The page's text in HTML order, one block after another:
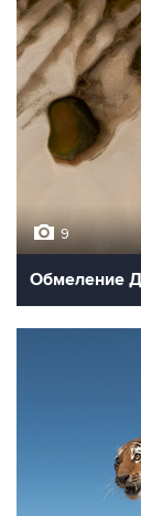
9
Обмеление